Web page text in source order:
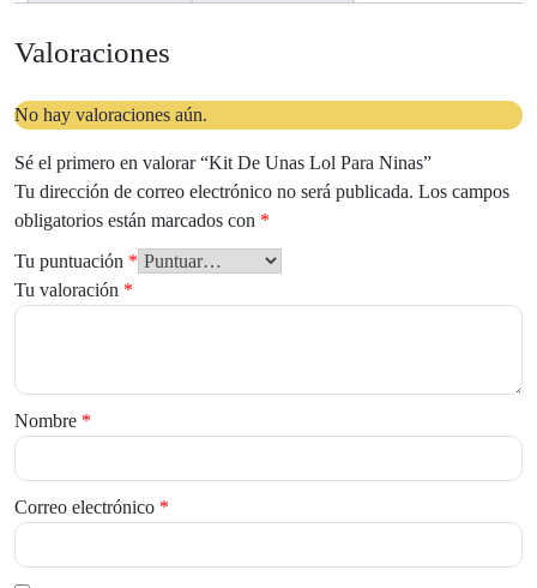
Valoraciones
No hay valoraciones aún.
Sé el primero en valorar “Kit De Unas Lol Para Ninas”
Tu dirección de correo electrónico no será publicada. Los campos
obligatorios están marcados con *
Tu puntuación *
Tu valoración *
Nombre *
Correo electrónico *